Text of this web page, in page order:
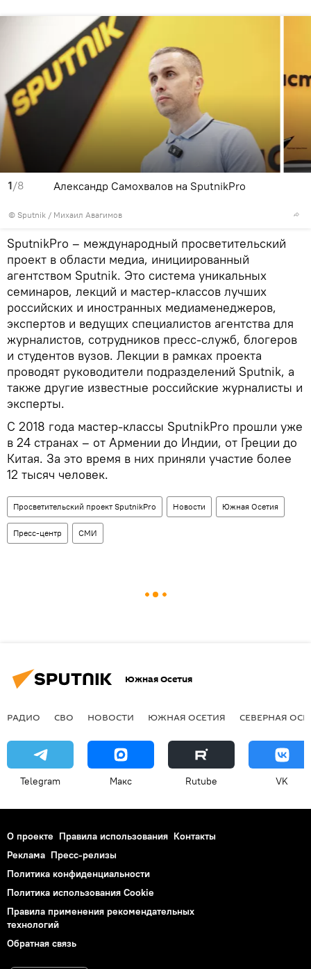
1/8
© Sputnik / Михаил Авагимов
Александр Самохвалов на SputnikPro
SputnikPro – международный просветительский
проект в области медиа, инициированный
агентством Sputnik. Это система уникальных
семинаров, лекций и мастер-классов лучших
российских и иностранных медиаменеджеров,
экспертов и ведущих специалистов агентства для
журналистов, сотрудников пресс-служб, блогеров
и студентов вузов. Лекции в рамках проекта
проводят руководители подразделений Sputnik, а
также другие известные российские журналисты и
эксперты.
С 2018 года мастер-классы SputnikPro прошли уже
в 24 странах – от Армении до Индии, от Греции до
Китая. За это время в них приняли участие более
12 тысяч человек.
Просветительский проект SputnikPro Новости Южная Осетия
Пресс-центр СМИ
Южная Осетия
РАДИО СВО НОВОСТИ ЮЖНАЯ ОСЕТИЯ СЕВЕРНАЯ
Telegram Макс Rutube VK
О проекте Правила использования Контакты
Реклама Пресс-релизы
Политика конфиденциальности
Политика использования Cookie
Правила применения рекомендательных
технологий
Обратная связь